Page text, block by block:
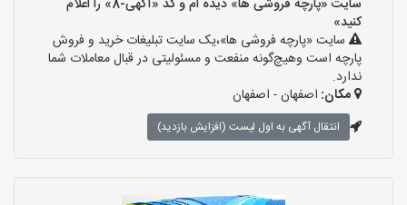
سایت «پارچه فروشی ها» دیده ام و کد «آگهی-8» را اعلام
کنید»
سایت «پارچه فروشی ها»،یک سایت تبلیغات خرید و فروش
پارچه است وهیچ‌گونه منفعت و مسئولیتی در قبال معاملات شما
ندارد.
مکان: اصفهان - اصفهان
انتقال آگهی به اول لیست (افزایش بازدید)